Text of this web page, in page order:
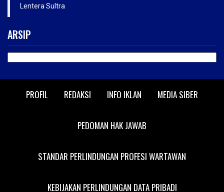
Lentera Sultra
ARSIP
PROFIL REDAKSI INFO IKLAN MEDIA SIBER
PEDOMAN HAK JAWAB
STANDAR PERLINDUNGAN PROFESI WARTAWAN
KEBIJAKAN PERLINDUNGAN DATA PRIBADI